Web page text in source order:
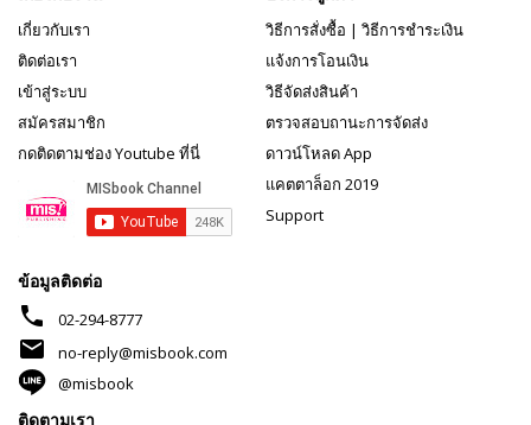
เกี่ยวกับเรา
ติดต่อเรา
เข้าสู่ระบบ
สมัครสมาชิก
กดติดตามช่อง Youtube ที่นี่
วิธีการสั่งซื้อ | วิธีการชำระเงิน
แจ้งการโอนเงิน
วิธีจัดส่งสินค้า
ตรวจสอบถานะการจัดส่ง
ดาวน์โหลด App
แคตตาล็อก 2019
Support
ข้อมูลติดต่อ
phone 02-294-8777
mail
no-reply@misbook.com
@misbook
ติดตามเรา